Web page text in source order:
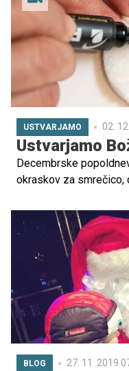
preteklega leta, saj,
hitro bežijo, da se
Taje, Vite in Flore smo
obdarovanju in
mamice in očki, na
igre, v kateri lahko
mamico.
USTVARJAMO 02.
Ustvarjamo
Decembrske
okraskov za smrečico,
iz filca.
BLOG 27. 11. 2019